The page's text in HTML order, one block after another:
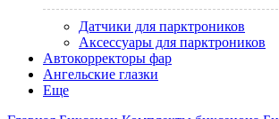
Датчики для парктроников
Аксессуары для парктроников
Автокорректоры фар
Ангельские глазки
Еще